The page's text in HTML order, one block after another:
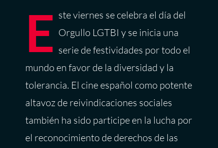
E ste viernes se celebra el día del
Orgullo LGTBI y se inicia una
serie de festividades por todo el
mundo en favor de la diversidad y la
tolerancia. El cine español como potente
altavoz de reivindicaciones sociales
también ha sido participe en la lucha por
el reconocimiento de derechos de las